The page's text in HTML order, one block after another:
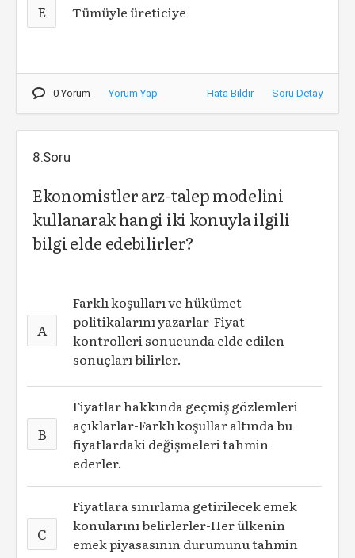
E Tümüyle üreticiye
0 Yorum Yorum Yap Hata Bildir Soru Detay
8.Soru
Ekonomistler arz-talep modelini
kullanarak hangi iki konuyla ilgili
bilgi elde edebilirler?
A
Farklı koşulları ve hükümet
politikalarını yazarlar-Fiyat
kontrolleri sonucunda elde edilen
sonuçları bilirler.
B
Fiyatlar hakkında geçmiş gözlemleri
açıklarlar-Farklı koşullar altında bu
fiyatlardaki değişmeleri tahmin
ederler.
C
Fiyatlara sınırlama getirilecek emek
konularını belirlerler-Her ülkenin
emek piyasasının durumunu tahmin